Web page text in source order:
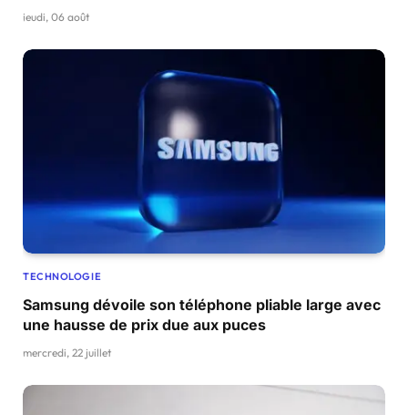
jeudi, 06 août
TECHNOLOGIE
Samsung dévoile son téléphone pliable large avec
une hausse de prix due aux puces
mercredi, 22 juillet